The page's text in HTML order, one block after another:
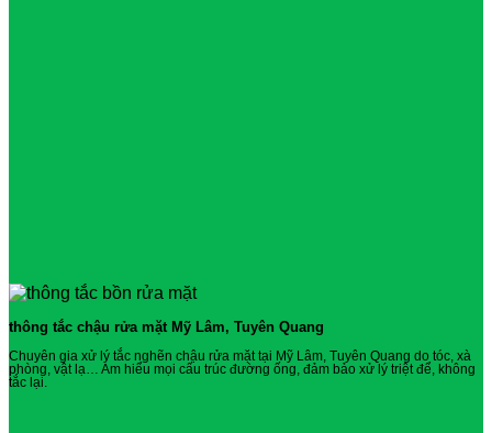
thông tắc chậu rửa mặt Mỹ Lâm, Tuyên Quang
Chuyên gia xử lý tắc nghẽn chậu rửa mặt tại Mỹ Lâm, Tuyên Quang do tóc, xà
phòng, vật lạ… Am hiểu mọi cấu trúc đường ống, đảm bảo xử lý triệt để, không
tắc lại.